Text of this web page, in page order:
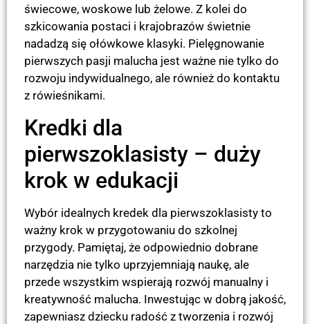
świecowe, woskowe lub żelowe. Z kolei do
szkicowania postaci i krajobrazów świetnie
nadadzą się ołówkowe klasyki. Pielęgnowanie
pierwszych pasji malucha jest ważne nie tylko do
rozwoju indywidualnego, ale również do kontaktu
z rówieśnikami.
Kredki dla
pierwszoklasisty – duży
krok w edukacji
Wybór idealnych kredek dla pierwszoklasisty to
ważny krok w przygotowaniu do szkolnej
przygody. Pamiętaj, że odpowiednio dobrane
narzędzia nie tylko uprzyjemniają naukę, ale
przede wszystkim wspierają rozwój manualny i
kreatywność malucha. Inwestując w dobrą jakość,
zapewniasz dziecku radość z tworzenia i rozwój